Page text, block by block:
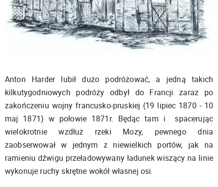
Anton Harder lubił dużo podróżować, a jedną takich
kilkutygodniowych podróży odbył do Francji zaraz po
zakończeniu wojny francusko-pruskiej (19 lipiec 1870 - 10
maj 1871) w połowie 1871r. Będąc tam i spacerując
wielokrotnie wzdłuż rzeki Mozy, pewnego dnia
zaobserwował w jednym z niewielkich portów, jak na
ramieniu dźwigu przeładowywany ładunek wiszący na linie
wykonuje ruchy skrętne wokół własnej osi.